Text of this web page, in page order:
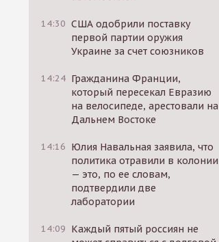
14:30 США одобрили поставку
первой партии оружия
Украине за счет союзников
14:24 Гражданина Франции,
который пересекал Евразию
на велосипеде, арестовали на
Дальнем Востоке
14:16 Юлия Навальная заявила, что
политика отравили в колонии
— это, по ее словам,
подтвердили две
лаборатории
14:09 Каждый пятый россиян не